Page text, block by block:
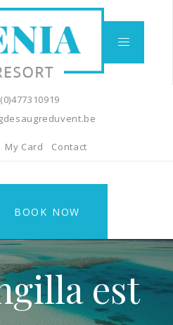
My Card Contact
BOOK NOW
est